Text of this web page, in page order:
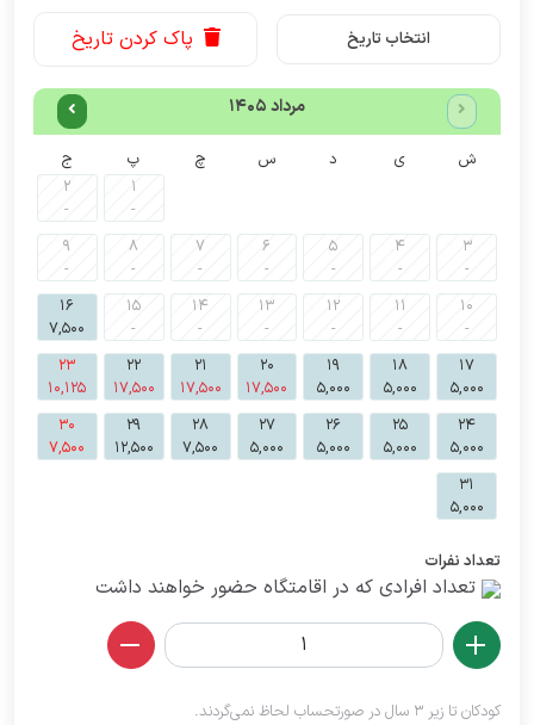
انتخاب تاریخ پاک کردن تاریخ
مرداد 1405
ش ی د س چ پ
ج
1
-
2
-
3
-
4
-
5
-
6
-
7
-
8
-
9
-
10
-
11
-
12
-
13
-
14
-
15
-
16
7,500
17
5,000
18
5,000
19
5,000
20
17,500
21
17,500
22
17,500
23
10,125
24
5,000
25
5,000
26
5,000
27
5,000
28
7,500
29
12,500
30
7,500
31
5,000
تعداد نفرات
تعداد افرادی که در اقامتگاه حضور خواهند داشت
کودکان تا زیر 3 سال در صورتحساب لحاظ نمی‌گردند.